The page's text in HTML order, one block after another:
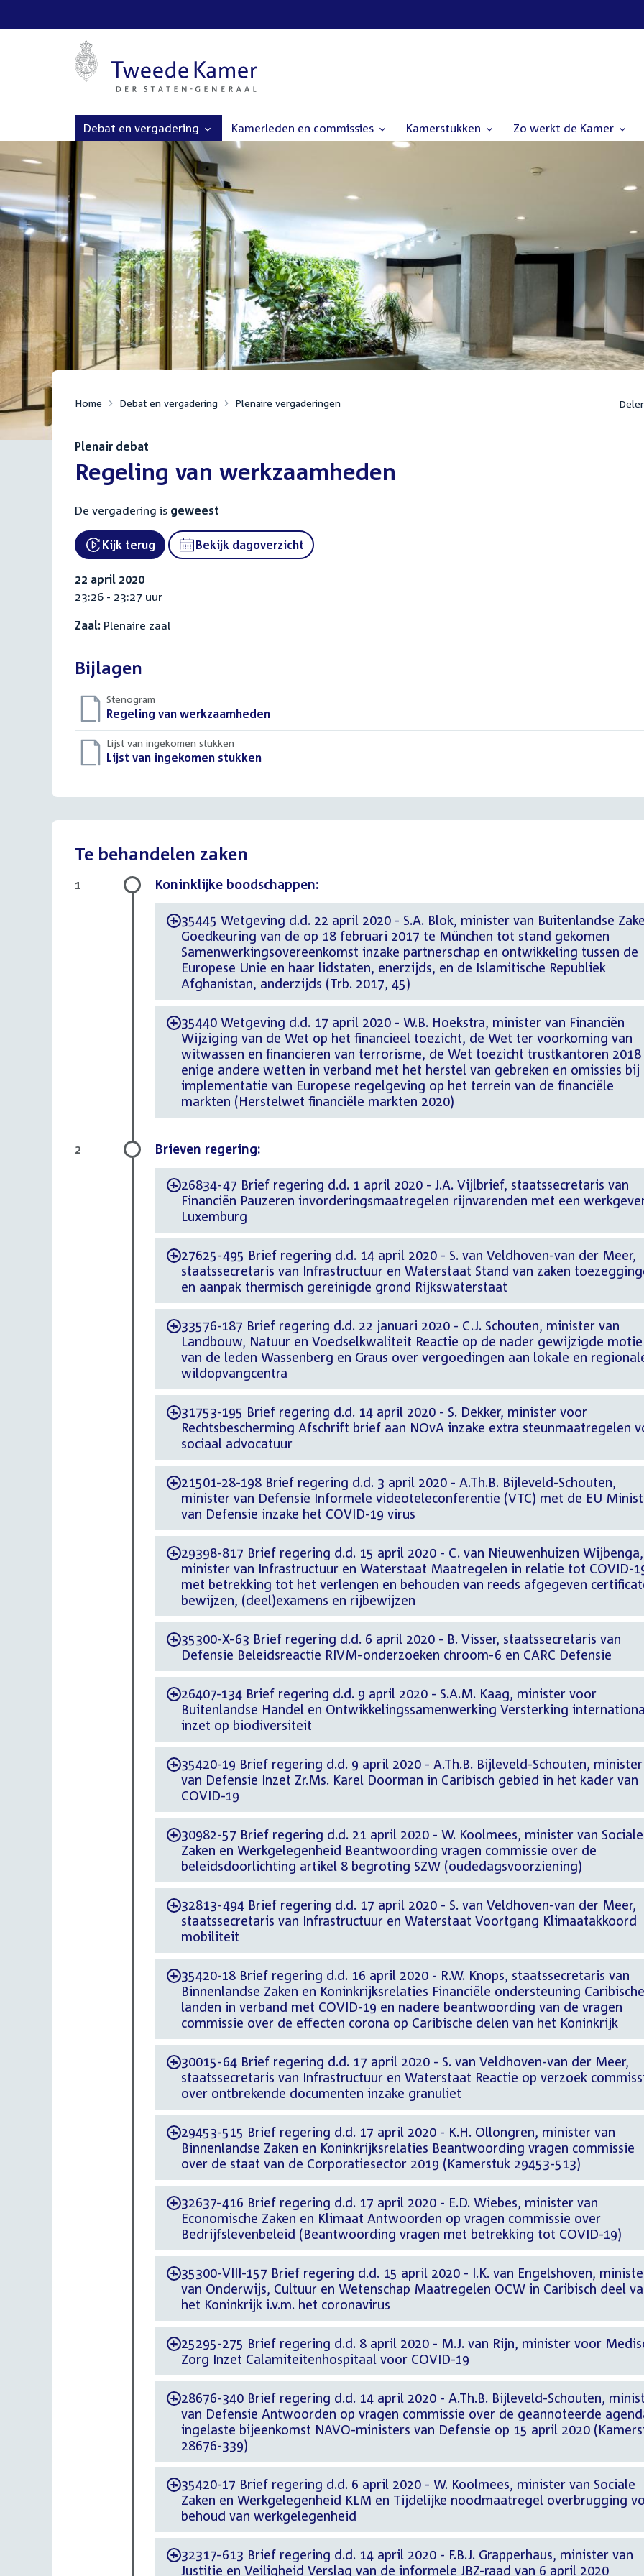
Debat en vergadering Kamerleden en commissies Kamerstukken Zo werkt de Kamer
Home Debat en vergadering Plenaire vergaderingen
Plenair debat
:Regeling van werkzaamheden
De vergadering is geweest
External link:
Kijk terug Bekijk dagoverzicht
22 april 2020
23:26 - 23:27 uur
Zaal: Plenaire zaal
Bijlagen
Stenogram
Download
bestand:
Regeling van werkzaamheden
Lijst van ingekomen stukken
Download
Lijst van ingekomen stukken
Te behandelen zaken
Koninklijke boodschappen:
-35445 Wetgeving d.d. 22 april 2020 - S.A. Blok, minister van Buitenlandse
Goedkeuring van de op 18 februari 2017 te München tot stand gekomen
Samenwerkingsovereenkomst inzake partnerschap en ontwikkeling tussen de
Europese Unie en haar lidstaten, enerzijds, en de Islamitische Republiek
Afghanistan, anderzijds (Trb. 2017, 45)
-35440 Wetgeving d.d. 17 april 2020 - W.B. Hoekstra, minister van Financiën
Wijziging van de Wet op het financieel toezicht, de Wet ter voorkoming van
witwassen en financieren van terrorisme, de Wet toezicht trustkantoren 2018 en
enige andere wetten in verband met het herstel van gebreken en omissies bij
implementatie van Europese regelgeving op het terrein van de financiële
markten (Herstelwet financiële markten 2020)
1
Brieven regering:
-26834-47 Brief regering d.d. 1 april 2020 - J.A. Vijlbrief, staatssecretaris van
Financiën Pauzeren invorderingsmaatregelen rijnvarenden met een
Luxemburg
-27625-495 Brief regering d.d. 14 april 2020 - S. van Veldhoven-van der Meer,
staatssecretaris van Infrastructuur en Waterstaat Stand van zaken
en aanpak thermisch gereinigde grond Rijkswaterstaat
-33576-187 Brief regering d.d. 22 januari 2020 - C.J. Schouten, minister van
Landbouw, Natuur en Voedselkwaliteit Reactie op de nader gewijzigde motie
van de leden Wassenberg en Graus over vergoedingen aan lokale en
wildopvangcentra
-31753-195 Brief regering d.d. 14 april 2020 - S. Dekker, minister voor
Rechtsbescherming Afschrift brief aan NOvA inzake extra steunmaatregelen
sociaal advocatuur
-21501-28-198 Brief regering d.d. 3 april 2020 - A.Th.B. Bijleveld-Schouten,
minister van Defensie Informele videoteleconferentie (VTC) met de EU
van Defensie inzake het COVID-19 virus
-29398-817 Brief regering d.d. 15 april 2020 - C. van Nieuwenhuizen Wijbenga,
minister van Infrastructuur en Waterstaat Maatregelen in relatie tot COVID-
met betrekking tot het verlengen en behouden van reeds afgegeven
bewijzen, (deel)examens en rijbewijzen
-35300-X-63 Brief regering d.d. 6 april 2020 - B. Visser, staatssecretaris van
Defensie Beleidsreactie RIVM-onderzoeken chroom-6 en CARC Defensie
-26407-134 Brief regering d.d. 9 april 2020 - S.A.M. Kaag, minister voor
Buitenlandse Handel en Ontwikkelingssamenwerking Versterking
inzet op biodiversiteit
-35420-19 Brief regering d.d. 9 april 2020 - A.Th.B. Bijleveld-Schouten, minister
van Defensie Inzet Zr.Ms. Karel Doorman in Caribisch gebied in het kader van
COVID-19
-30982-57 Brief regering d.d. 21 april 2020 - W. Koolmees, minister van Sociale
Zaken en Werkgelegenheid Beantwoording vragen commissie over de
beleidsdoorlichting artikel 8 begroting SZW (oudedagsvoorziening)
-32813-494 Brief regering d.d. 17 april 2020 - S. van Veldhoven-van der Meer,
staatssecretaris van Infrastructuur en Waterstaat Voortgang Klimaatakkoord
mobiliteit
-35420-18 Brief regering d.d. 16 april 2020 - R.W. Knops, staatssecretaris van
Binnenlandse Zaken en Koninkrijksrelaties Financiële ondersteuning Caribische
landen in verband met COVID-19 en nadere beantwoording van de vragen
commissie over de effecten corona op Caribische delen van het Koninkrijk
-30015-64 Brief regering d.d. 17 april 2020 - S. van Veldhoven-van der Meer,
staatssecretaris van Infrastructuur en Waterstaat Reactie op verzoek
over ontbrekende documenten inzake granuliet
-29453-515 Brief regering d.d. 17 april 2020 - K.H. Ollongren, minister van
Binnenlandse Zaken en Koninkrijksrelaties Beantwoording vragen commissie
over de staat van de Corporatiesector 2019 (Kamerstuk 29453-513)
-32637-416 Brief regering d.d. 17 april 2020 - E.D. Wiebes, minister van
Economische Zaken en Klimaat Antwoorden op vragen commissie over
Bedrijfslevenbeleid (Beantwoording vragen met betrekking tot COVID-19)
-35300-VIII-157 Brief regering d.d. 15 april 2020 - I.K. van Engelshoven,
van Onderwijs, Cultuur en Wetenschap Maatregelen OCW in Caribisch deel
het Koninkrijk i.v.m. het coronavirus
-25295-275 Brief regering d.d. 8 april 2020 - M.J. van Rijn, minister voor
Zorg Inzet Calamiteitenhospitaal voor COVID-19
-28676-340 Brief regering d.d. 14 april 2020 - A.Th.B. Bijleveld-Schouten,
van Defensie Antwoorden op vragen commissie over de geannoteerde
ingelaste bijeenkomst NAVO-ministers van Defensie op 15 april 2020
28676-339)
-35420-17 Brief regering d.d. 6 april 2020 - W. Koolmees, minister van Sociale
Zaken en Werkgelegenheid KLM en Tijdelijke noodmaatregel overbrugging
behoud van werkgelegenheid
-32317-613 Brief regering d.d. 14 april 2020 - F.B.J. Grapperhaus, minister van
Justitie en Veiligheid Verslag van de informele JBZ-raad van 6 april 2020
2